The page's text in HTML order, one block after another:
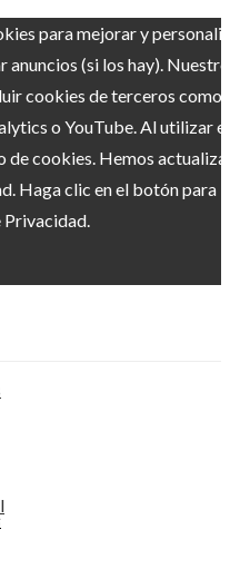
para mejorar y
(si los hay). Nuestro
cookies de terceros como
o YouTube. Al utilizar el
de cookies. Hemos
Haga clic en el botón para
Privacidad.